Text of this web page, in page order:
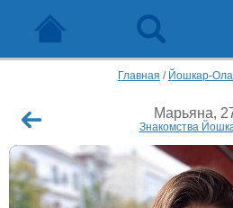
Главная / Йошкар-Ола
Марьяна,
Знакомства